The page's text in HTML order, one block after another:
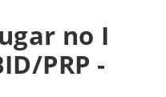
no I
PRP -